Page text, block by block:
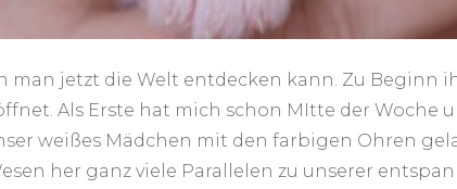
jetzt die Welt entdecken kann. Zu Beginn
Als Erste hat mich schon MItte der Woche
weißes Mädchen mit den farbigen Ohren
her ganz viele Parallelen zu unserer